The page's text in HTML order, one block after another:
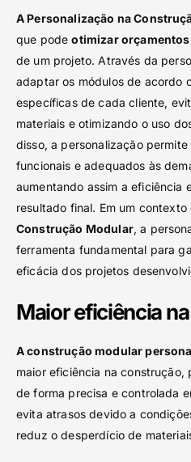
A Personalização na
que podeotimizar orçamentos
de um projeto. Através da
adaptar os módulos de acordo
específicas de cada cliente,
materiais e otimizando o uso
disso, a personalização
funcionais e adequados às
aumentando assim a eficiência
resultado final. Em um contexto
Construção Modular, a
ferramenta fundamental para
eficácia dos projetos
Maior eficiência
A construção modular
maior eficiência na construção,
de forma precisa e controlada
evita atrasos devido a
reduz o desperdício de